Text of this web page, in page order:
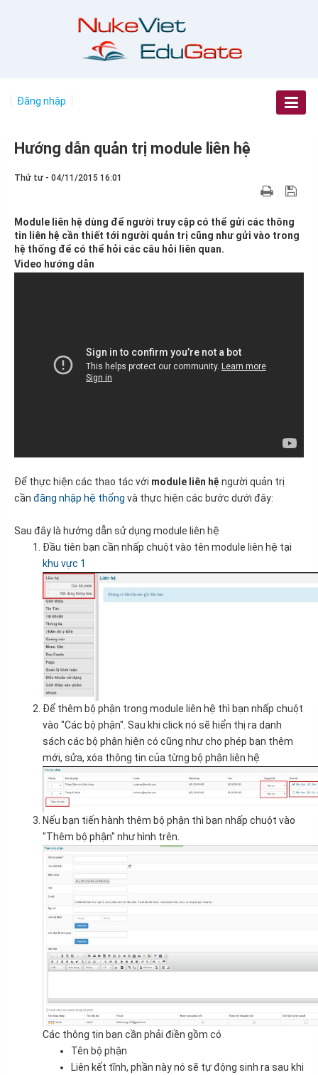
Đăng nhập
Hướng dẫn quản trị module liên hệ
Thứ tư - 04/11/2015 16:01
Module liên hệ dùng để người truy cập có thể gửi các thông
tin liên hệ cần thiết tới người quản trị cũng như gửi vào trong
hệ thống để có thể hỏi các câu hỏi liên quan.
Video hướng dẫn
Để thực hiện các thao tác với module liên hệ người quản trị
cần đăng nhập hệ thống và thực hiện các bước dưới đây:
Sau đây là hướng dẫn sử dụng module liên hệ
Đầu tiên bạn cần nhấp chuột vào tên module liên hệ tại
khu vực 1
Để thêm bộ phận trong module liên hệ thì bạn nhấp chuột
vào "Các bộ phận". Sau khi click nó sẽ hiển thị ra danh
sách các bộ phận hiện có cũng như cho phép bạn thêm
mới, sửa, xóa thông tin của từng bộ phận liên hệ
Nếu bạn tiến hành thêm bộ phận thì bạn nhấp chuột vào
"Thêm bộ phận" như hình trên.
Các thông tin bạn cần phải điền gồm có
Tên bộ phận
Liên kết tĩnh, phần này nó sẽ tự động sinh ra sau khi